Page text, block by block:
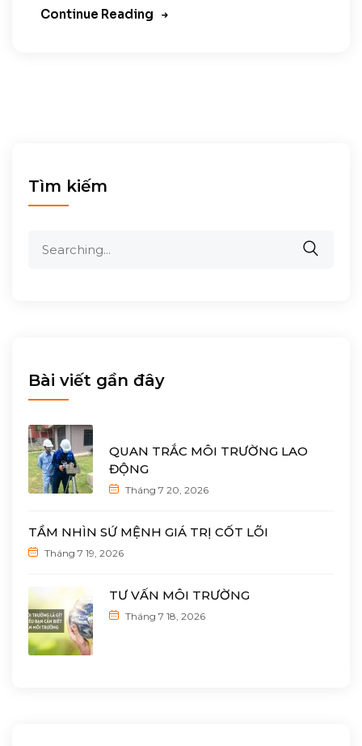
Continue Reading
Tìm kiếm
Bài viết gần đây
QUAN TRẮC MÔI TRƯỜNG LAO
ĐỘNG
Tháng 7 20, 2026
TẦM NHÌN SỨ MỆNH GIÁ TRỊ CỐT LÕI
Tháng 7 19, 2026
TƯ VẤN MÔI TRƯỜNG
Tháng 7 18, 2026